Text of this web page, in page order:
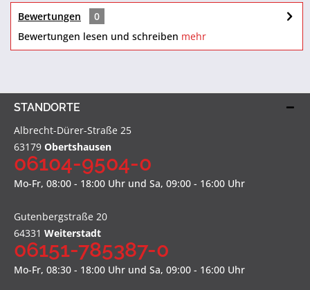
Bewertungen
0
Bewertungen lesen und schreiben mehr
STANDORTE
Albrecht-Dürer-Straße 25
63179 Obertshausen
06104-9504-0
Mo-Fr, 08:00 - 18:00 Uhr und Sa, 09:00 - 16:00 Uhr
Gutenbergstraße 20
64331 Weiterstadt
06151-785387-0
Mo-Fr, 08:30 - 18:00 Uhr und Sa, 09:00 - 16:00 Uhr